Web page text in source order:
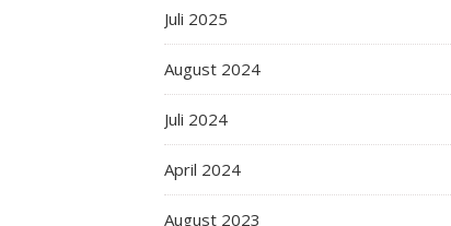
Juli 2025
August 2024
Juli 2024
April 2024
August 2023